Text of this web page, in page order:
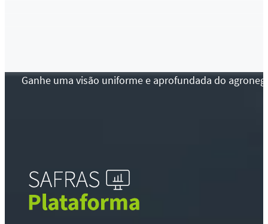
Ganhe uma visão uniforme e aprofundada do